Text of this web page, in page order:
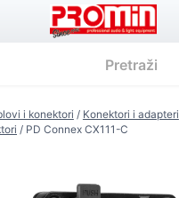
i konektori / Konektori i adapteri
/ PD Connex CX111-C